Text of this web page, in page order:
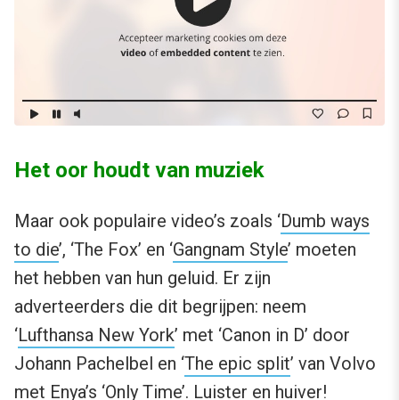
Het oor houdt van muziek
Maar ook populaire video’s zoals ‘Dumb ways
to die’, ‘The Fox’ en ‘Gangnam Style’ moeten
het hebben van hun geluid. Er zijn
adverteerders die dit begrijpen: neem
‘Lufthansa New York’ met ‘Canon in D’ door
Johann Pachelbel en ‘The epic split’ van Volvo
met Enya’s ‘Only Time’. Luister en huiver!